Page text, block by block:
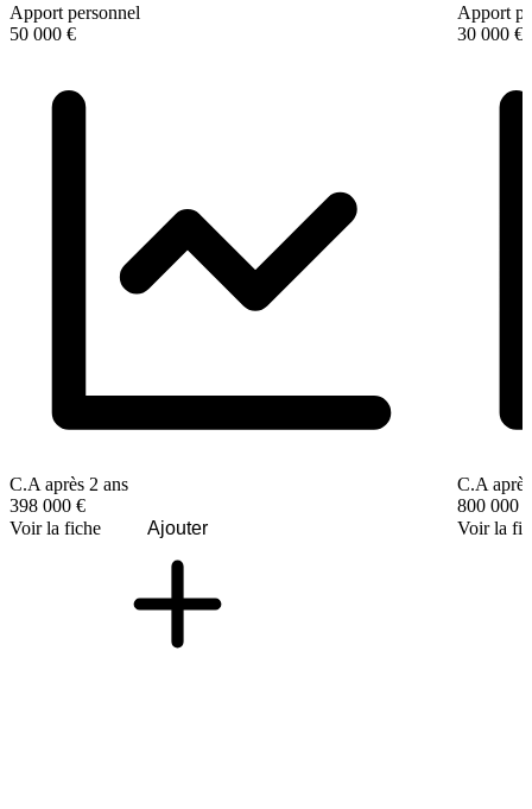
Apport personnel
50 000 €
C.A après 2 ans
398 000 €
Voir la fiche
Ajouter
Apport
30 000 €
C.A
800 000 €
Voir la